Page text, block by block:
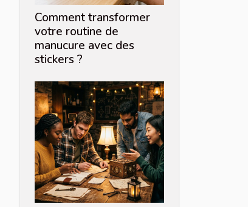
Comment transformer
votre routine de
manucure avec des
stickers ?